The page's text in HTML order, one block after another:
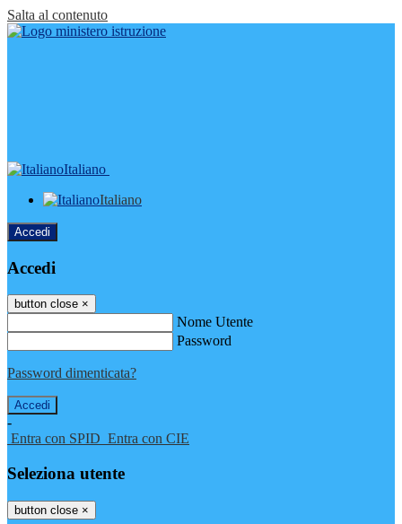
Salta al contenuto
Italiano
Italiano
Accedi
Accedi
button close ×
Nome Utente
Password
Password dimenticata?
-
Entra con SPID Entra con CIE
Seleziona utente
button close ×